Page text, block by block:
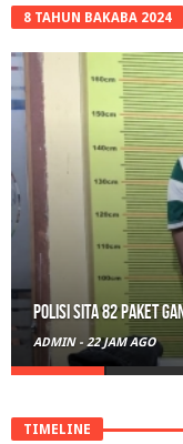
8 TAHUN BAKABA 2024
Polisi Sita 82 Paket
ADMIN - 22 JAM AGO
TIMELINE